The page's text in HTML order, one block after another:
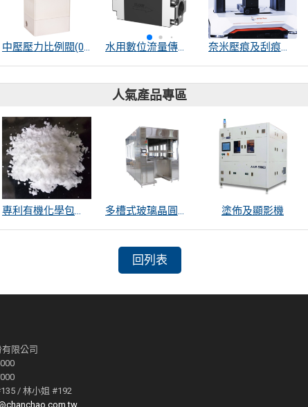
中壓壓力比例閥(0~30bar) 水用數位流量傳感器 奈米壓痕及刮痕測量儀-UNHT3
人氣產品專區
專利有機化學包覆SiO2遠紅外線散熱粒子 多槽式玻璃晶圓清洗機 塗佈及顯影機
回列表
限公司
/ 林小姐 #192